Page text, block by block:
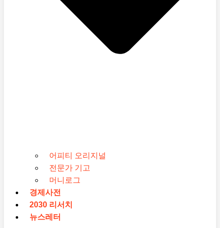
어피티 오리지널
전문가 기고
머니로그
경제사전
2030 리서치
뉴스레터